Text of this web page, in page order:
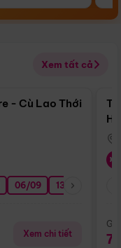
Xem tất cả
Điểm nổi bật
- Cù Lao Thới
06/09 13/09
Xem chi tiết